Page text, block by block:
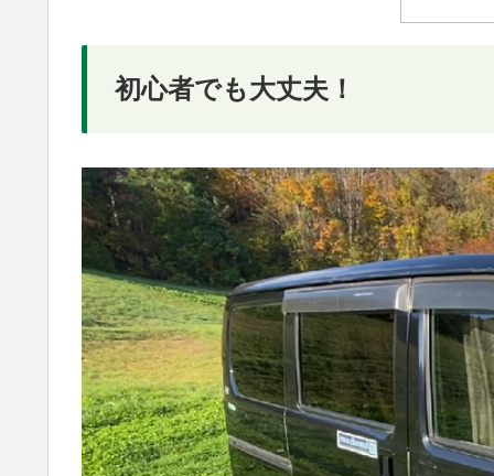
初心者でも大丈夫！